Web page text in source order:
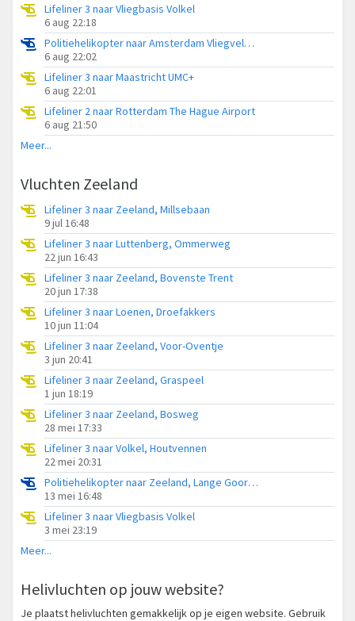
Lifeliner 3 naar Vliegbasis Volkel
6 aug 22:18
Politiehelikopter naar Amsterdam Vliegveld Schiphol
6 aug 22:02
Lifeliner 3 naar Maastricht UMC+
6 aug 22:01
Lifeliner 2 naar Rotterdam The Hague Airport
6 aug 21:50
Meer...
Vluchten Zeeland
Lifeliner 3 naar Zeeland, Millsebaan
9 jul 16:48
Lifeliner 3 naar Luttenberg, Ommerweg
22 jun 16:43
Lifeliner 3 naar Zeeland, Bovenste Trent
20 jun 17:38
Lifeliner 3 naar Loenen, Droefakkers
10 jun 11:04
Lifeliner 3 naar Zeeland, Voor-Oventje
3 jun 20:41
Lifeliner 3 naar Zeeland, Graspeel
1 jun 18:19
Lifeliner 3 naar Zeeland, Bosweg
28 mei 17:33
Lifeliner 3 naar Volkel, Houtvennen
22 mei 20:31
Politiehelikopter naar Zeeland, Lange Goorstraat
13 mei 16:48
Lifeliner 3 naar Vliegbasis Volkel
3 mei 23:19
Meer...
Helivluchten op jouw website?
Je plaatst helivluchten gemakkelijk op je eigen website. Gebruik